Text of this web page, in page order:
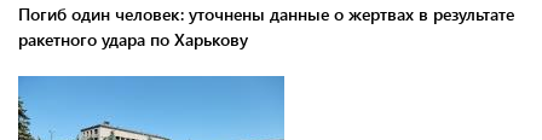
Погиб один человек: уточнены данные о жертвах в результате
ракетного удара по Харькову